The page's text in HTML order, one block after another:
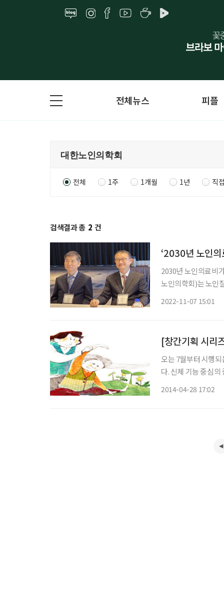
전체뉴스 피플
전체 1주 1개월 1년 직
검색결과 총 2 건
‘2030년 노인
2030년 노인의료비
노인의학회)는 노인
2022-11-07 15:01
[창간기획 시리
오는 7월부터 시행
다. 신체 기능 중심
2014-04-28 17:02